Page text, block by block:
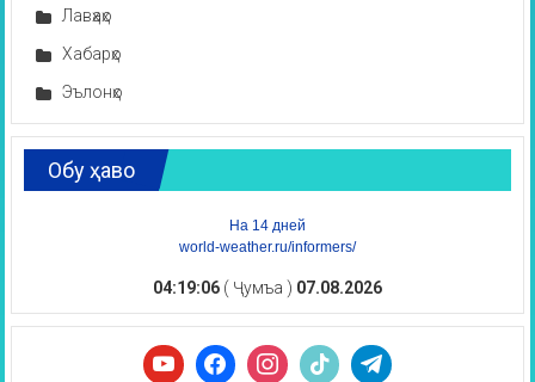
Лавҳаҳо
Хабарҳо
Эълонҳо
Обу ҳаво
На 14 дней
world-weather.ru/informers/
04:19:06 ( Ҷумъа ) 07.08.2026